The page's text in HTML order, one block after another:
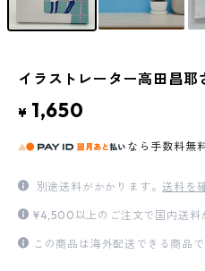
イラストレーター高田昌耶
¥ 1,650
なら 手数料無
別途送料がかかります。送料を
¥4,500以上のご注文で国内送料
この商品は海外配送できる商品で